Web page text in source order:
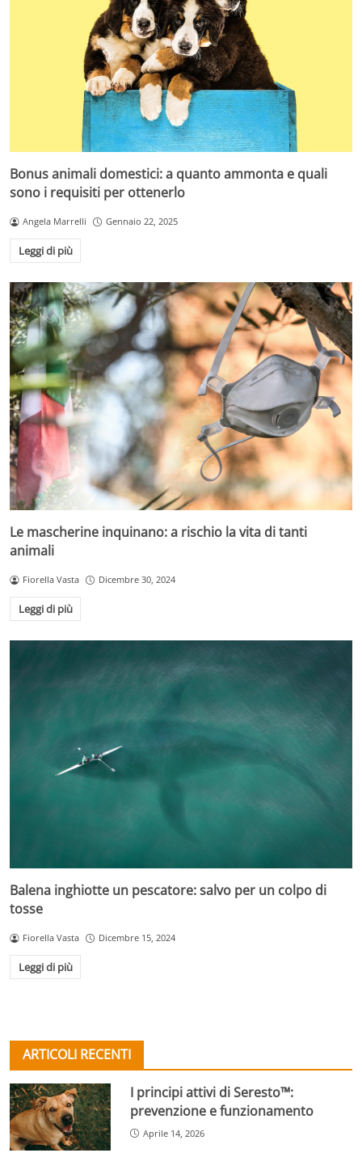
Bonus animali domestici: a quanto ammonta e quali
sono i requisiti per ottenerlo
Angela Marrelli Gennaio 22, 2025
Leggi di più
Le mascherine inquinano: a rischio la vita di tanti
animali
Fiorella Vasta Dicembre 30, 2024
Leggi di più
Balena inghiotte un pescatore: salvo per un colpo di
tosse
Fiorella Vasta Dicembre 15, 2024
Leggi di più
ARTICOLI RECENTI
I principi attivi di Seresto™:
prevenzione e funzionamento
Aprile 14, 2026